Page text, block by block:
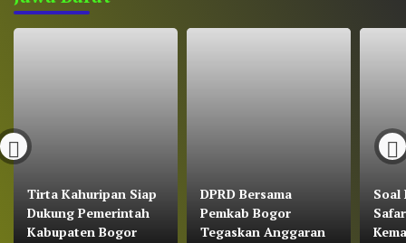
Tirta Kahuripan Siap
Dukung Pemerintah
Kabupaten Bogor
DPRD Bersama
Pemkab Bogor
Tegaskan Anggaran
Soal